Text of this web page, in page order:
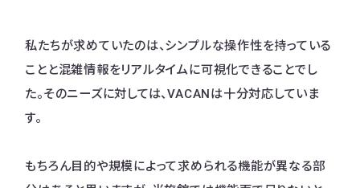
私たちが求めていたのは、シンプルな操作性を持っている
ことと混雑情報をリアルタイムに可視化できることでし
た。そのニーズに対しては、VACANは十分対応していま
す。
もちろん目的や規模によって求められる機能が異なる部